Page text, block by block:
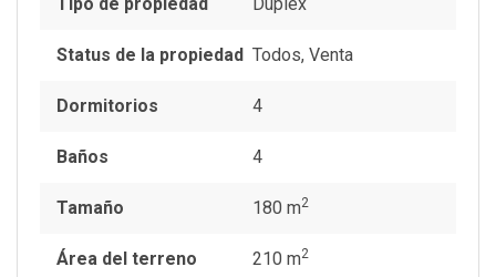
Status de la propiedad Todos, Venta
Dormitorios 4
Baños 4
Tamaño 180 m2
Área del terreno 210 m2